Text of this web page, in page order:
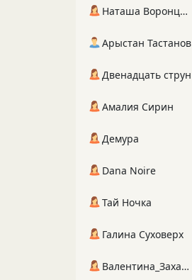
Наташа Воронцова
Арыстан Тастанов
Двенадцать струн
Амалия Сирин
Демура
Dana Noire
Тай Ночка
Галина Суховерх
Валентина_Захарова